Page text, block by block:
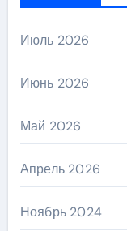
Июль 2026
Июнь 2026
Май 2026
Апрель 2026
Ноябрь 2024